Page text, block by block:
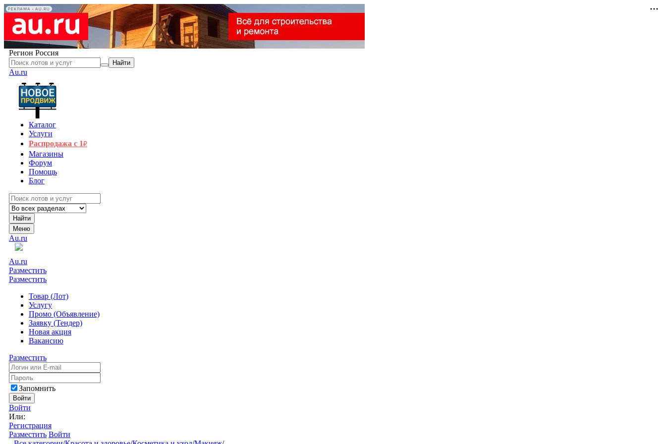
РЕКЛАМА • AU.RU
Регион Россия
Найти
Au.ru
Каталог
Услуги
Распродажа с 1₽
Магазины
Форум
Помощь
Блог
Найти
Меню
Au.ru
Au.ru
Разместить
Разместить
Товар (Лот)
Услугу
Промо (Объявление)
Заявку (Тендер)
Новая акция
Вакансию
Разместить
Запомнить
Войти
Войти
Или:
Регистрация
Разместить Войти